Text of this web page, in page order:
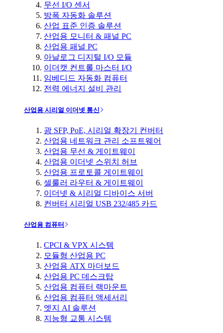
무선 I/O 센서
방폭 자동화 솔루션
산업 표준 인증 솔루션
산업용 모니터 & 패널 PC
산업용 패널 PC
아날로그 디지털 I/O 모듈
이더캣 컨트롤 마스터 I/O
임베디드 자동화 컴퓨터
전력 에너지 설비 관리
산업용 시리얼 이더넷 통신
광 SFP, PoE, 시리얼 확장기 컨버터
산업용 네트워크 관리 소프트웨어
산업용 무선 & 게이트웨이
산업용 이더넷 스위치 허브
산업용 프로토콜 게이트웨이
셀룰러 라우터 & 게이트웨이
이더넷 & 시리얼 디바이스 서버
컨버터 시리얼 USB 232/485 카드
산업용 컴퓨터
CPCI & VPX 시스템
모듈형 산업용 PC
산업용 ATX 마더보드
산업용 PC 데스크탑
산업용 컴퓨터 랙마운트
산업용 컴퓨터 액세서리
엣지 AI 솔루션
지능형 교통 시스템